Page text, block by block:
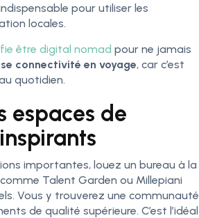
indispensable pour utiliser les
locales.
être digital nomad pour ne jamais
connectivité en voyage, car c’est
quotidien.
espaces de
importantes, louez un bureau à la
Talent Garden ou Millepiani
Vous y trouverez une communauté
de qualité supérieure. C’est l’idéal